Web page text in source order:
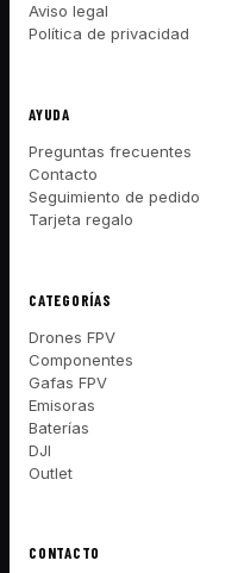
Aviso legal
Política de privacidad
AYUDA
Preguntas frecuentes
Contacto
Seguimiento de pedido
Tarjeta regalo
CATEGORÍAS
Drones FPV
Componentes
Gafas FPV
Emisoras
Baterías
DJI
Outlet
CONTACTO